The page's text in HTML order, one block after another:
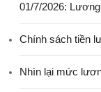
01/7/2026:
Chính sách tiền
Nhìn lại mức